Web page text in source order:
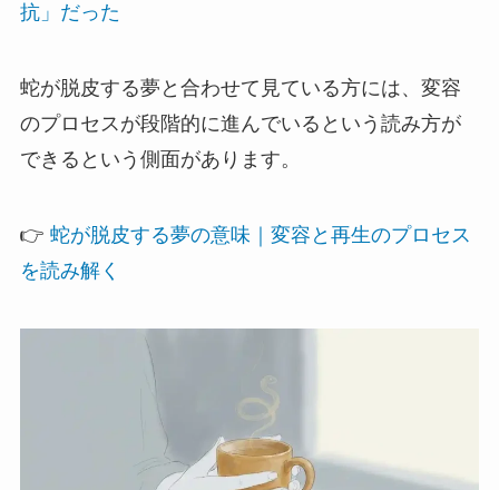
抗」だった
蛇が脱皮する夢と合わせて見ている方には、変容
のプロセスが段階的に進んでいるという読み方が
できるという側面があります。
👉 蛇が脱皮する夢の意味｜変容と再生のプロセス
を読み解く